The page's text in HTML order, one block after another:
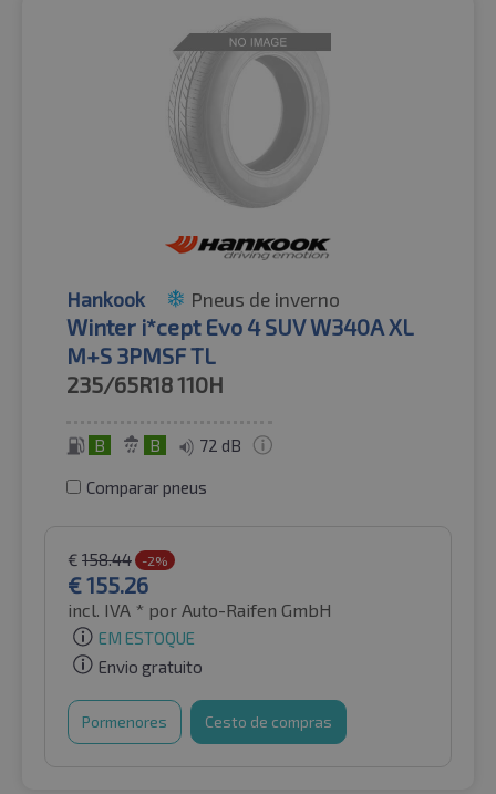
Hankook Pneus de inverno
Winter i*cept Evo 4 SUV W340A XL
M+S 3PMSF TL
235/65R18110H
B B 72 dB
Comparar pneus
€ 158.44 -2%
€155.26
incl. IVA * por Auto-Raifen GmbH
EM ESTOQUE
Envio gratuito
Pormenores Cesto de compras